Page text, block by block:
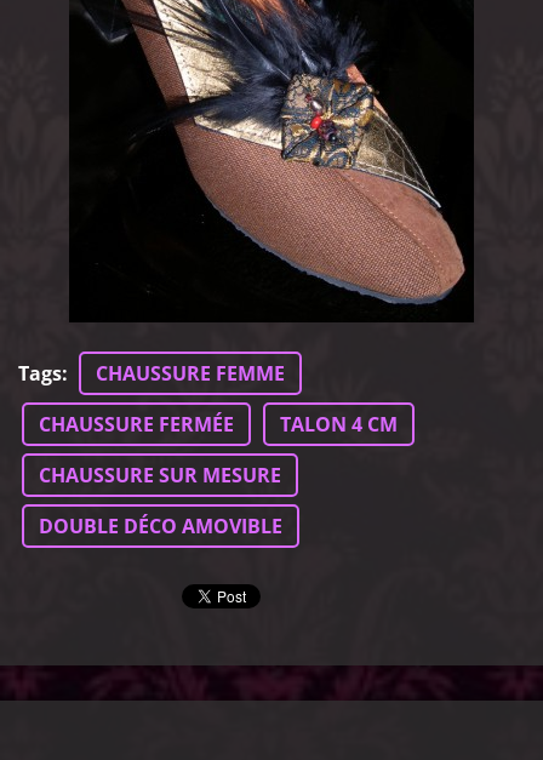
Tags:
CHAUSSURE FEMME
CHAUSSURE FERMÉE
TALON 4 CM
CHAUSSURE SUR MESURE
DOUBLE DÉCO AMOVIBLE